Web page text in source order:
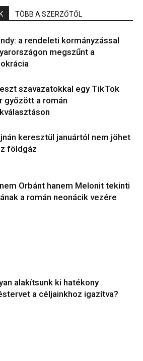
TÖBB A SZERZŐTŐL
a rendeleti kormányzással
megszűnt a
szavazatokkal egy TikTok
győzött a román
keresztül januártól nem jöhet
földgáz
Orbánt hanem Melonit tekinti
a román neonácik vezére
alakítsunk ki hatékony
a céljainkhoz igazítva?